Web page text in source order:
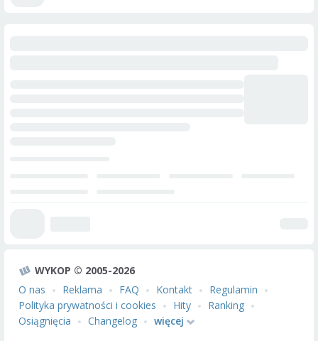
WYKOP © 2005-2026
O nas
Reklama FAQ Kontakt
Regulamin
Polityka prywatności i cookies
Hity
Ranking
Osiągnięcia
Changelog
więcej